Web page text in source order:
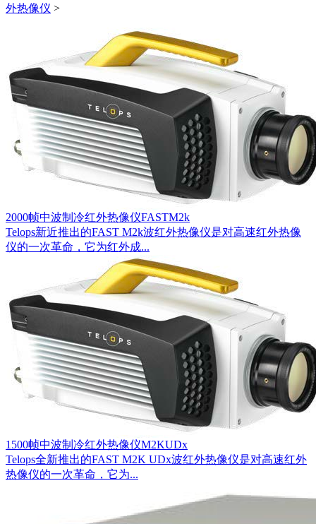
外热像仪 >
2000帧中波制冷红外热像仪FASTM2k
Telops新近推出的FAST M2k波红外热像仪是对高速红外热像
仪的一次革命，它为红外成...
1500帧中波制冷红外热像仪M2KUDx
Telops全新推出的FAST M2K UDx波红外热像仪是对高速红外
热像仪的一次革命，它为...